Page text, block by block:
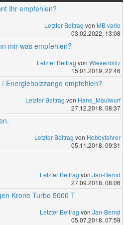
Ihr empfehlen?
Letzter Beitrag von MB vario
03.02.2022, 13:08
mir was empfehlen?
Letzter Beitrag von Wiesenblitz
15.01.2019, 22:46
Energieholzzange empfehlen?
Letzter Beitrag von Hans_Maulwurf
27.12.2018, 08:37
Letzter Beitrag von Hobbyfahrer
05.11.2018, 09:31
Letzter Beitrag von Jan-Bernd
27.09.2018, 08:06
Krone Turbo 5000 T
Letzter Beitrag von Jan-Bernd
05.07.2018, 07:59